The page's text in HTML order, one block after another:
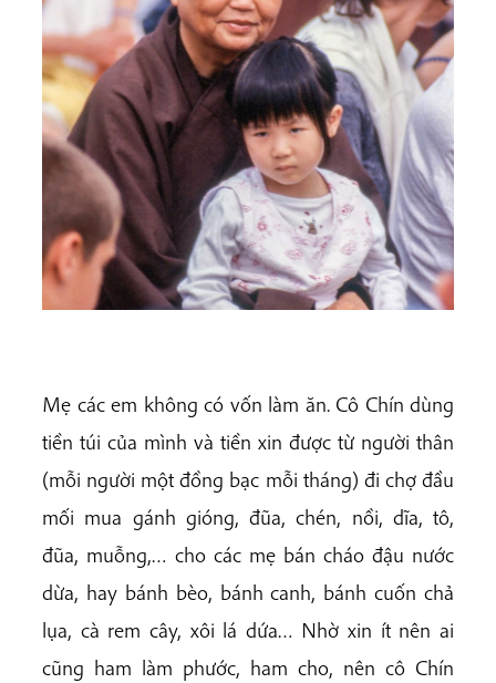
Mẹ các em không có vốn làm ăn. Cô Chín dùng
tiền túi của mình và tiền xin được từ người thân
(mỗi người một đồng bạc mỗi tháng) đi chợ đầu
mối mua gánh gióng, đũa, chén, nồi, dĩa, tô,
đũa, muỗng,… cho các mẹ bán cháo đậu nước
dừa, hay bánh bèo, bánh canh, bánh cuốn chả
lụa, cà rem cây, xôi lá dứa… Nhờ xin ít nên ai
cũng ham làm phước, ham cho, nên cô Chín